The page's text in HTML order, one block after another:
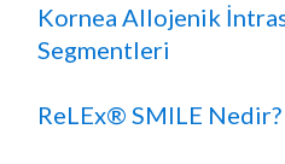
Kornea Allojenik
Segmentleri
ReLEx® SMILE Nedir?